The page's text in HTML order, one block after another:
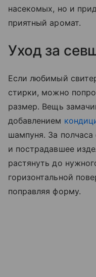
насекомых, но и
приятный аромат.
Уход за
Если любимый
стирки, можно
размер. Вещь
добавлением
шампуня. За полчаса
и пострадавшее
растянуть до
горизонтальной
поправляя форму.